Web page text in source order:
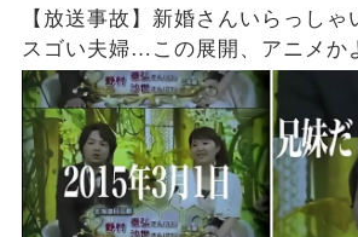
【放送事故】新婚さんいらっしゃ
スゴい夫婦…この展開、アニメか